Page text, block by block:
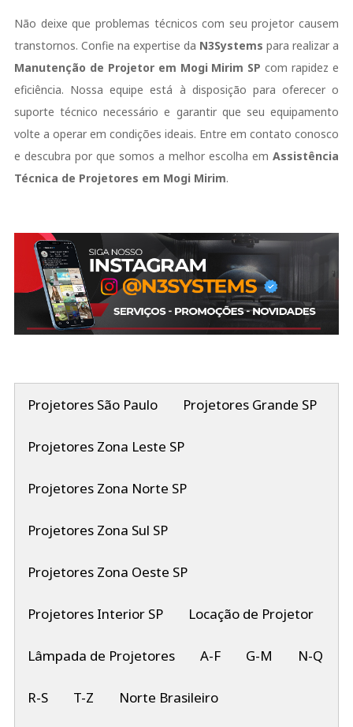
Não deixe que problemas técnicos com seu projetor causem
transtornos. Confie na expertise da N3Systems para realizar a
Manutenção de Projetor em Mogi Mirim SP com rapidez e
eficiência. Nossa equipe está à disposição para oferecer o
suporte técnico necessário e garantir que seu equipamento
volte a operar em condições ideais. Entre em contato conosco
e descubra por que somos a melhor escolha em Assistência
Técnica de Projetores em Mogi Mirim.
Projetores São Paulo Projetores Grande SP
Projetores Zona Leste SP
Projetores Zona Norte SP
Projetores Zona Sul SP
Projetores Zona Oeste SP
Projetores Interior SP Locação de Projetor
Lâmpada de Projetores A-F G-M N-Q
R-S T-Z Norte Brasileiro